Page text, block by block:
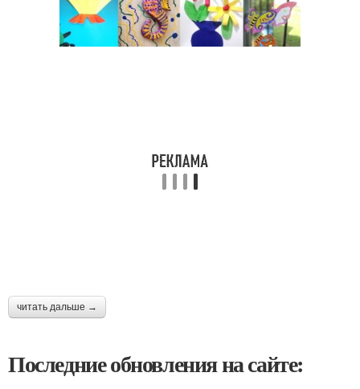
читать дальше →
Последние обновления на сайте: